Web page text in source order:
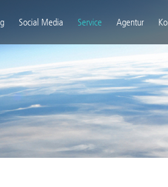
Social Media Service Agentur